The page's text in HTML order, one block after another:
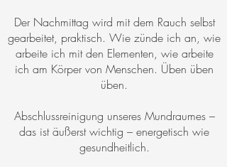
Der Nachmittag wird mit dem Rauch selbst
gearbeitet, praktisch. Wie zünde ich an, wie
arbeite ich mit den Elementen, wie arbeite
ich am Körper von Menschen. Üben üben
üben.
Abschlussreinigung unseres Mundraumes –
das ist äußerst wichtig – energetisch wie
gesundheitlich.